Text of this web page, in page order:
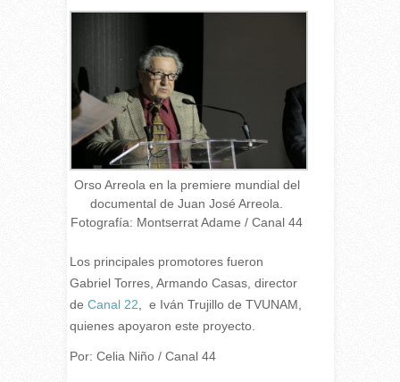
Orso Arreola en la premiere mundial del
documental de Juan José Arreola.
Fotografía: Montserrat Adame / Canal 44
Los principales promotores fueron
Gabriel Torres, Armando Casas, director
de Canal 22 , e Iván Trujillo de TVUNAM,
quienes apoyaron este proyecto.
Por: Celia Niño / Canal 44